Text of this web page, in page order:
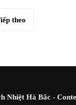
theo
Nhiệt Hà Bắc -